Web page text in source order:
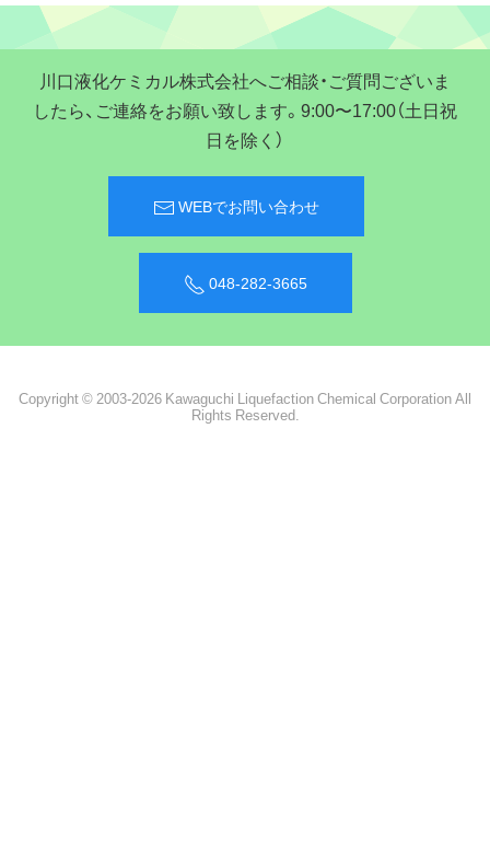
川口液化ケミカル株式会社へご相談・ご質問ございま
したら、ご連絡をお願い致します。9:00〜17:00（土日祝
日を除く）
WEBでお問い合わせ
048-282-3665
Copyright © 2003-2026 Kawaguchi Liquefaction Chemical Corporation All
Rights Reserved.